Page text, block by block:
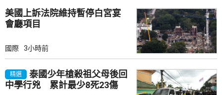
美國上訴法院維持暫停白宮宴
會廳項目
國際 3小時前
精選
泰國少年槍殺祖父母後回
中學行兇 累計最少8死23傷